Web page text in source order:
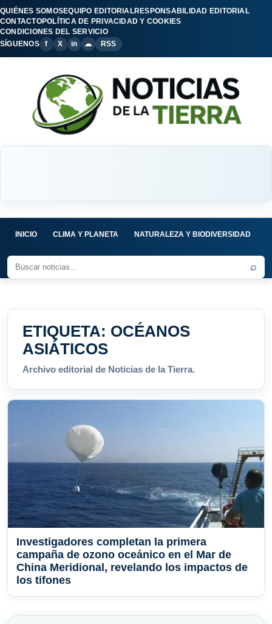
QUIÉNES SOMOSEQUIPO EDITORIALRESPONSABILIDAD EDITORIAL
CONTACTOPOLÍTICA DE PRIVACIDAD Y COOKIES
CONDICIONES DEL SERVICIO
SÍGUENOS
f X in ☁ RSS
INICIO CLIMA Y PLANETA NATURALEZA Y BIODIVERSIDAD
⌕
ETIQUETA: OCÉANOS
ASIÁTICOS
Archivo editorial de Noticias de la Tierra.
Investigadores completan la primera
campaña de ozono oceánico en el Mar de
China Meridional, revelando los impactos de
los tifones